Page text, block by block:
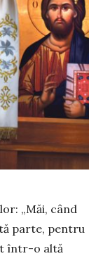
„Măi, când
parte, pentru
într-o altă